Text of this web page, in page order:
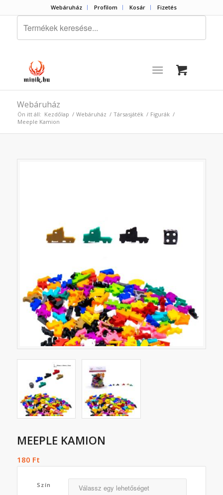
Webáruház Profilom Kosár Fizetés
Webáruház
Ön itt áll: Kezdőlap / Webáruház / Társasjáték / Figurák /
Meeple Kamion
MEEPLE KAMION
180 Ft
Szín